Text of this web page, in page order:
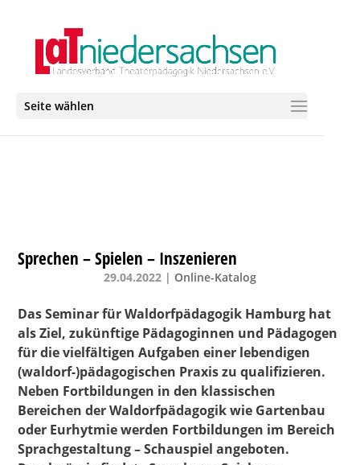
Seite wählen
Sprechen – Spielen – Inszenieren
29.04.2022 | Online-Katalog
Das Seminar für Waldorfpädagogik Hamburg hat
als Ziel, zukünftige Pädagoginnen und Pädagogen
für die vielfältigen Aufgaben einer lebendigen
(waldorf-)pädagogischen Praxis zu qualifizieren.
Neben Fortbildungen in den klassischen
Bereichen der Waldorfpädagogik wie Gartenbau
oder Eurhytmie werden Fortbildungen im Bereich
Sprachgestaltung – Schauspiel angeboten.